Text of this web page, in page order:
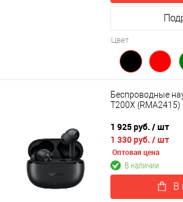
Цвет
Беспроводные
T200X (RMA2415)
1 925 руб. / шт
1 330 руб. / шт
Оптовая цена
В наличии
В